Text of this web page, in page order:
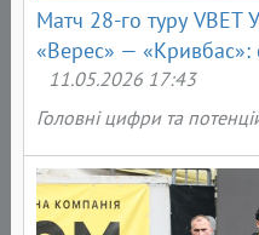
Матч 28-го туру VBET
«Верес» — «Кривбас»:
11.05.2026 17:43
Головні цифри та